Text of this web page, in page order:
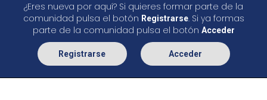
¿Eres nueva por aquí? Si quieres formar parte de la
comunidad pulsa el botón Registrarse. Si ya formas
parte de la comunidad pulsa el botón Acceder
Registrarse Acceder